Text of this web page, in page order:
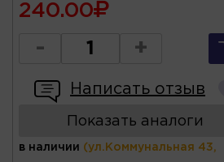
240.00
- +
Написать отзыв
Показать аналоги
в наличии (ул.Коммунальная 43,